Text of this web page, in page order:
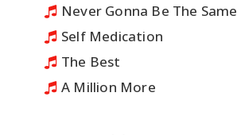
Never Gonna Be The Same
Self Medication
The Best
A Million More